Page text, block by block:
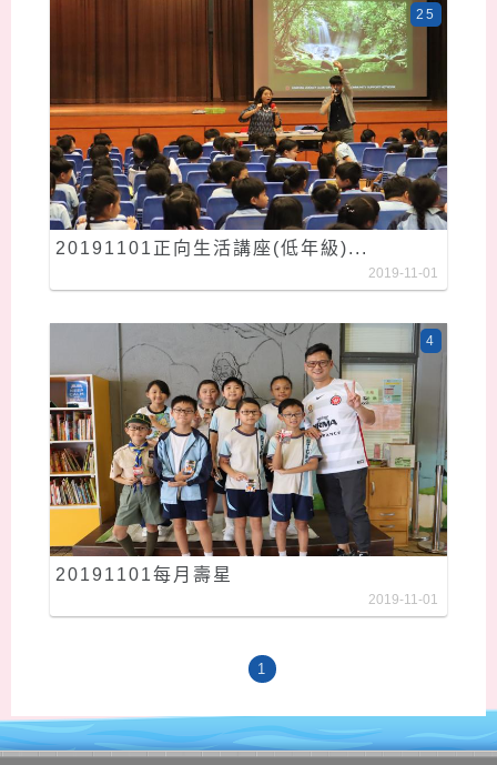
20191101正向生活講座(低年級)...
25
2019-11-01
20191101每月壽星
4
2019-11-01
1